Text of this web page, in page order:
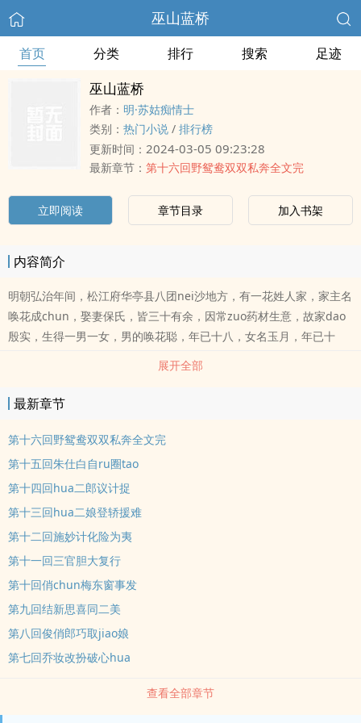
巫山蓝桥
首页 分类 排行 搜索 足迹
巫山蓝桥
作者： 明·苏姑痴情士
类别： 热门小说 / 排行榜
更新时间： 2024-03-05 09:23:28
最新章节： 第十六回野鸳鸯双双私奔全文完
立即阅读 章节目录 加入书架
内容简介
明朝弘治年间，松江府华亭县八团nei沙地方，有一花姓人家，家主名
唤花成chun，娶妻保氏，皆三十有余，因常zuo药材生意，故家dao
殷实，生得一男一女，男的唤花聪，年已十八，女名玉月，年已十
六，兄妹二人一般模样，俱生得shen躯袅娜，态度娉婷，可谓金童玉
女。花成chun夫妇生得这对儿女，十分欢喜，花聪十岁时，上学攻
书，可甚不聪明，苦了先生。费尽许多力气，读了三年，书史一句不
展开全部
最新章节
第十六回野鸳鸯双双私奔全文完
第十五回朱仕白自ru圈tao
第十四回hua二郎议计捉
第十三回hua二娘登轿援难
第十二回施妙计化险为夷
第十一回三官胆大复行
第十回俏chun梅东窗事发
第九回结新思喜同二美
第八回俊俏郎巧取jiao娘
第七回乔妆改扮破心hua
查看全部章节